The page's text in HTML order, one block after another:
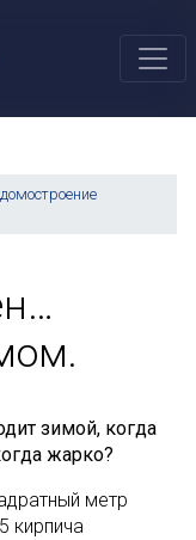
зимой, когда
жарко?
метр
кирпича